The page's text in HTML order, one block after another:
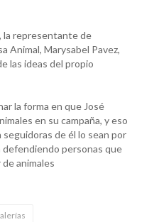
la representante de
Animal, Marysabel Pavez,
las ideas del propio
la forma en que José
en su campaña, y eso
de él lo sean por
personas que
animales